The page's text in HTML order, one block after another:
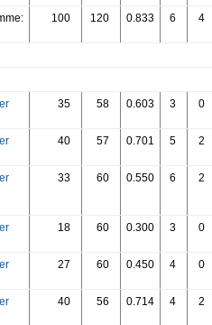
100 120 0.833 6 4
35 58 0.603 3 0
40 57 0.701 5 2
33 60 0.550 6 2
18 60 0.300 3 0
27 60 0.450 4 0
40 56 0.714 4 2